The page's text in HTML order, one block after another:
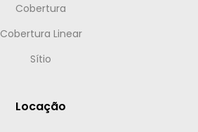
Cobertura
Cobertura Linear
Sítio
Locação